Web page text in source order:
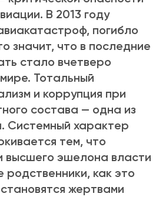
В 2013 году
погибло
значит, что в последние
стало вчетверо
Тотальный
и коррупция при
состава — одна из
Системный характер
тем, что
высшего эшелона власти
как это
жертвами